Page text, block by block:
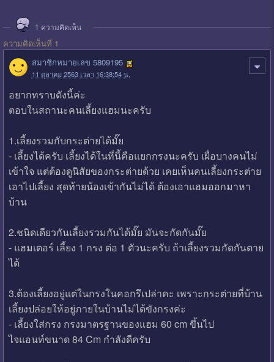
1 ความคิดเห็น
ความคิดเห็นที่ 1
สมาชิกหมายเลข 5809195
11 ตุลาคม 2563 เวลา 16:38:54 น.
อยากทราบดังนี้ค่ะ
ตอบในสถานะคนเลี้ยงแฮมนะครับ
1.เลี้ยงรวมกับกระต่ายได้มั๊ย
- เลี้ยงได้ครับ เลี้ยงได้ในที่นี้คือแยกกรงนะครับ เผื่อบางคนไม่
เข้าใจ แต่ต้องดูนิสัยของกระต่ายด้วย เคยเห็นคนเลี้ยงกระต่าย
เอาไปเลี้ยง สุดท้ายน้องเข้ากันไม่ได้ ต้องเอาแฮมออกมาหา
บ้าน
2.ชนิดเดียวกันเลี้ยงรวมกันได้มั๊ย มันจะกัดกันมั๊ย
- แฮมเตอร์ เลี้ยง 1 กรง ต่อ 1 ตัวนะครับ ถ้าเลี้ยงรวมกัดกันตาย
ได้
3.ต้องเลี้ยงอยู่แต่ในกรงในคอกรึเปล่าคะ เพราะกระต่ายที่บ้าน
เลี้ยงปล่อยให้อยู่ภายในบ้านไม่ได้ขังกรงค่ะ
- เลี้ยงใส่กรง กรงมาตรฐานของแฮม 60 cm ขึ้นไป
ไจแอนท์ขนาด 84 Cm กำลังดีครับ